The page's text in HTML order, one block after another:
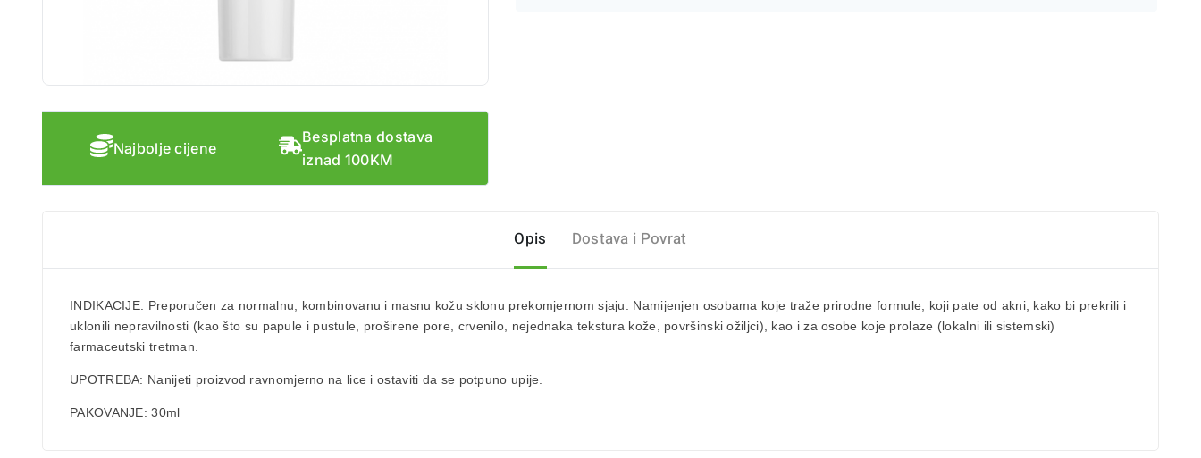
Najbolje cijene
Besplatna dostava
iznad 100KM
Opis Dostava i Povrat
INDIKACIJE: Preporučen za normalnu, kombinovanu i masnu kožu sklonu prekomjernom sjaju. Namijenjen osobama koje traže prirodne formule, koji pate od akni, kako bi prekrili i
uklonili nepravilnosti (kao što su papule i pustule, proširene pore, crvenilo, nejednaka tekstura kože, površinski ožiljci), kao i za osobe koje prolaze (lokalni ili sistemski)
farmaceutski tretman.
UPOTREBA: Nanijeti proizvod ravnomjerno na lice i ostaviti da se potpuno upije.
PAKOVANJE: 30ml